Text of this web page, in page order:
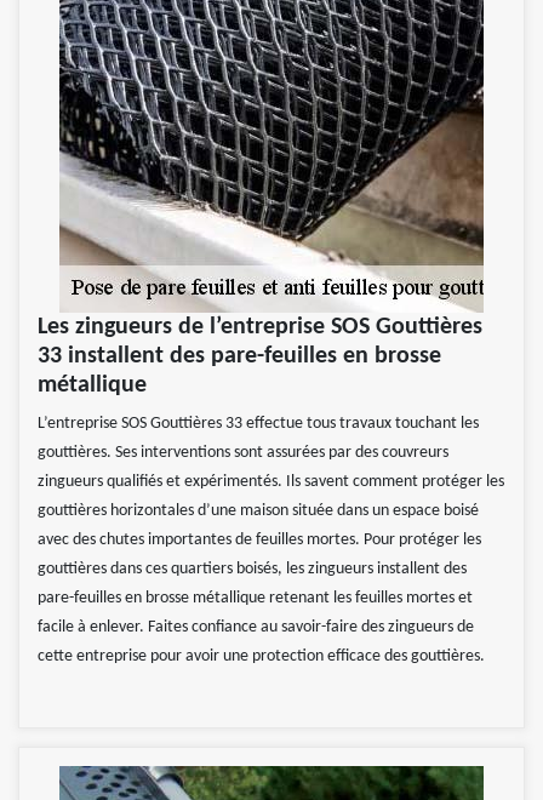
Les zingueurs de l’entreprise SOS Gouttières
33 installent des pare-feuilles en brosse
métallique
L’entreprise SOS Gouttières 33 effectue tous travaux touchant les
gouttières. Ses interventions sont assurées par des couvreurs
zingueurs qualifiés et expérimentés. Ils savent comment protéger les
gouttières horizontales d’une maison située dans un espace boisé
avec des chutes importantes de feuilles mortes. Pour protéger les
gouttières dans ces quartiers boisés, les zingueurs installent des
pare-feuilles en brosse métallique retenant les feuilles mortes et
facile à enlever. Faites confiance au savoir-faire des zingueurs de
cette entreprise pour avoir une protection efficace des gouttières.